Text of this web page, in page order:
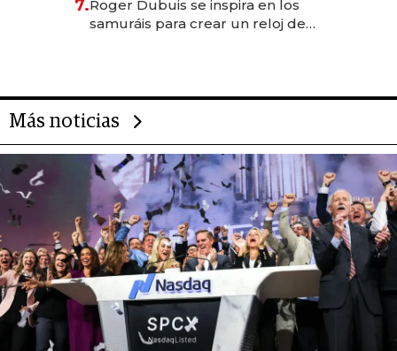
rol de la IA
7.Roger Dubuis se inspira en los
samuráis para crear un reloj de
Más noticias